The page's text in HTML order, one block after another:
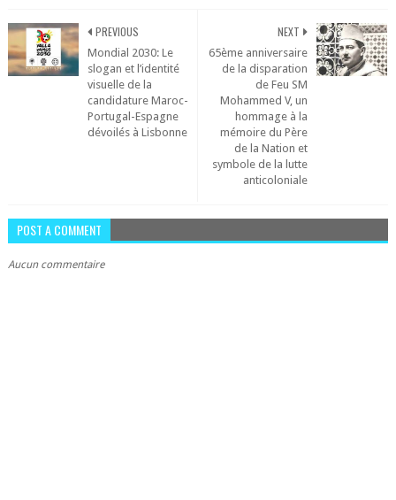
NEXT
65ème anniversaire
de la disparation
de Feu SM
Mohammed V, un
hommage à la
mémoire du Père
de la Nation et
symbole de la lutte
anticoloniale
PREVIOUS
Mondial 2030: Le
slogan et l’identité
visuelle de la
candidature Maroc-
Portugal-Espagne
dévoilés à Lisbonne
POST A COMMENT
Aucun commentaire